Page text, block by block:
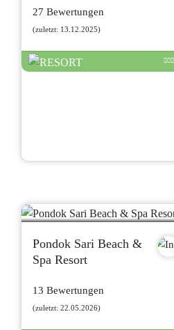
27 Bewertungen
(zuletzt: 13.12.2025)
Pondok Sari Beach &
Spa Resort
13 Bewertungen
(zuletzt: 22.05.2026)